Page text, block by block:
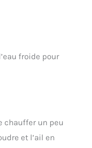
froide pour
chauffer un peu
et l’ail en